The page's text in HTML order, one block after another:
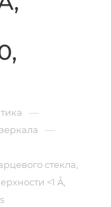
—
—
стекла,
<1 Å,